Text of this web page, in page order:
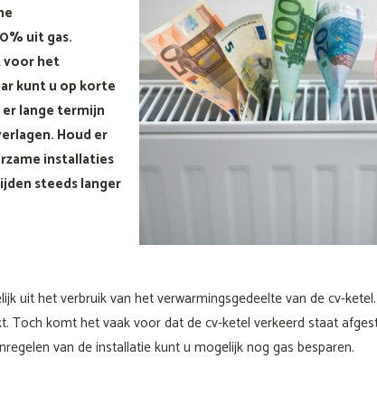
uit gas.
voor het
kunt u op korte
lange termijn
Houd er
installaties
steeds langer
uit het verbruik van het verwarmingsgedeelte van de cv-
Toch komt het vaak voor dat de cv-ketel verkeerd staat
van de installatie kunt u mogelijk nog gas besparen.